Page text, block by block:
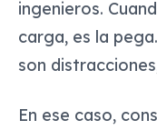
ingenieros.
carga, es la
son
En ese caso,